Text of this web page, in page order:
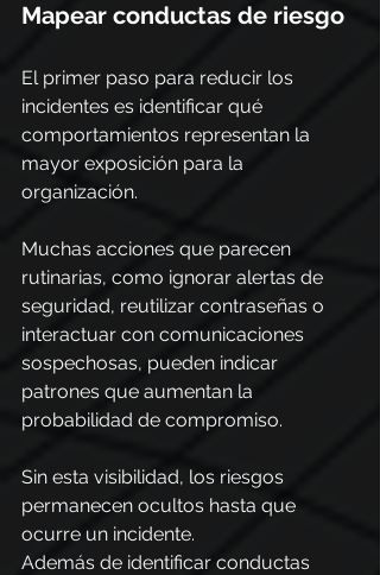
Mapear conductas de riesgo
El primer paso para reducir los
incidentes es identificar qué
comportamientos representan la
mayor exposición para la
organización.
Muchas acciones que parecen
rutinarias, como ignorar alertas de
seguridad, reutilizar contraseñas o
interactuar con comunicaciones
sospechosas, pueden indicar
patrones que aumentan la
probabilidad de compromiso.
Sin esta visibilidad, los riesgos
permanecen ocultos hasta que
ocurre un incidente.
Además de identificar conductas